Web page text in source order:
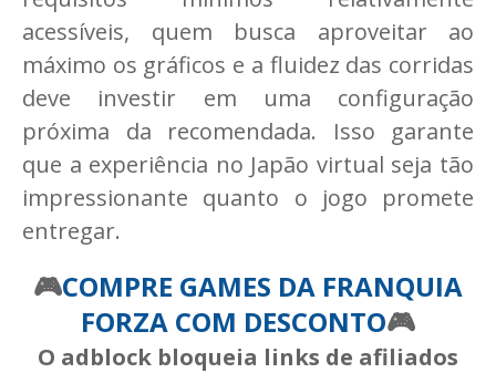
acessíveis, quem busca aproveitar ao
máximo os gráficos e a fluidez das corridas
deve investir em uma configuração
próxima da recomendada. Isso garante
que a experiência no Japão virtual seja tão
impressionante quanto o jogo promete
entregar.
🎮COMPRE GAMES DA FRANQUIA
FORZA COM DESCONTO🎮
O adblock bloqueia links de afiliados